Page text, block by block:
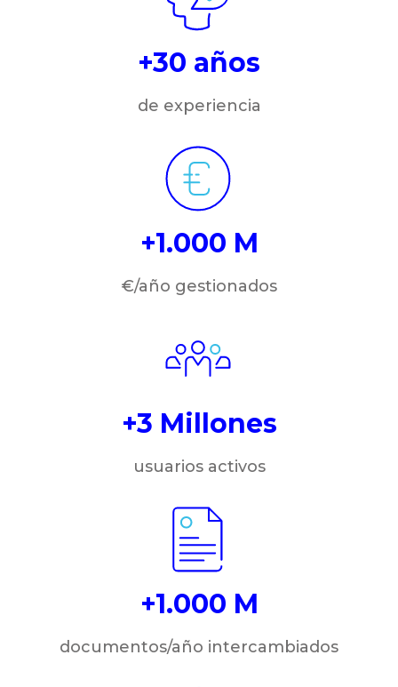
+30 años
de experiencia
+1.000 M
€/año gestionados
+3 Millones
usuarios activos
+1.000 M
documentos/año intercambiados